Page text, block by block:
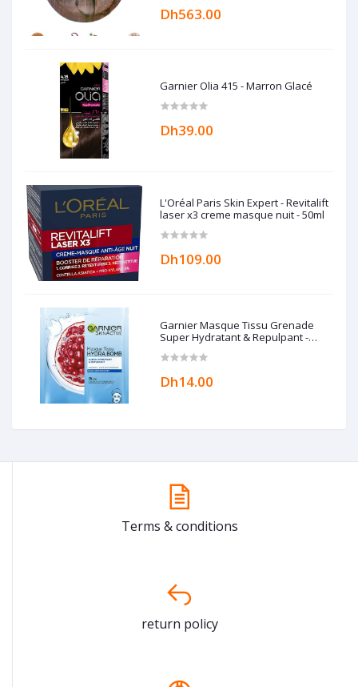
Dh563.00
Garnier Olia 415 - Marron Glacé
Dh39.00
L'Oréal Paris Skin Expert - Revitalift
laser x3 creme masque nuit - 50ml
Dh109.00
Garnier Masque Tissu Grenade
Super Hydratant & Repulpant -
Dh14.00
Terms & conditions
return policy